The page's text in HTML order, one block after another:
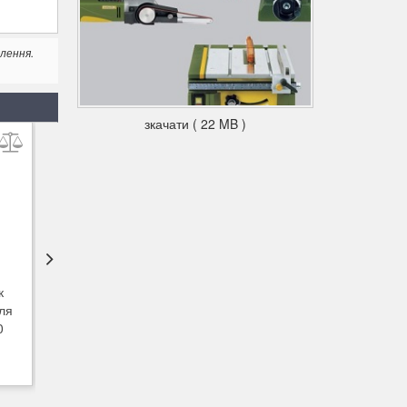
зкачати ( 22 MB )